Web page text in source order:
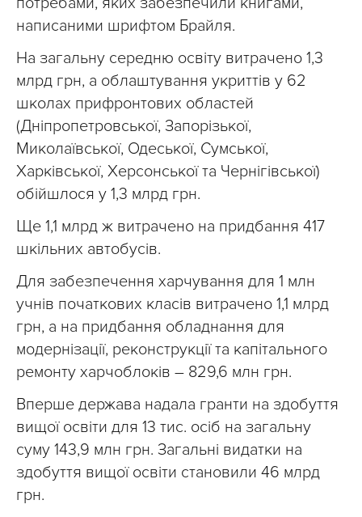
написаними шрифтом Брайля.
На загальну середню освіту витрачено 1,3
млрд грн, а облаштування укриттів у 62
школах прифронтових областей
(Дніпропетровської, Запорізької,
Миколаївської, Одеської, Сумської,
Харківської, Херсонської та Чернігівської)
обійшлося у 1,3 млрд грн.
Ще 1,1 млрд ж витрачено на придбання 417
шкільних автобусів.
Для забезпечення харчування для 1 млн
учнів початкових класів витрачено 1,1 млрд
грн, а на придбання обладнання для
модернізації, реконструкції та капітального
ремонту харчоблоків – 829,6 млн грн.
Вперше держава надала гранти на здобуття
вищої освіти для 13 тис. осіб на загальну
суму 143,9 млн грн. Загальні видатки на
здобуття вищої освіти становили 46 млрд
грн.